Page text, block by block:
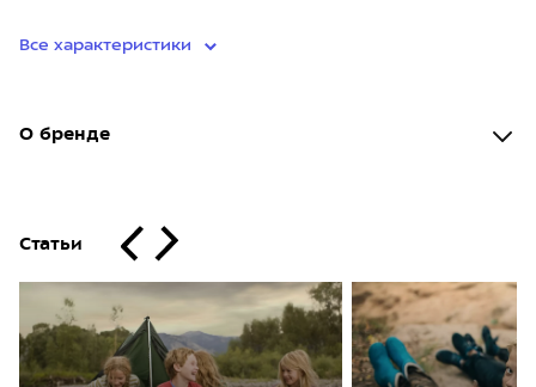
Все характеристики
О бренде
Статьи